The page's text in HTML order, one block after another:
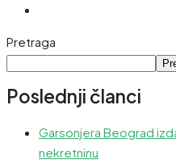
Pretraga
Poslednji članci
Garsonjera Beograd
nekretninu